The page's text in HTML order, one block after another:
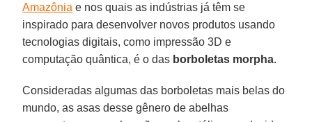
Amazônia e nos quais as indústrias já têm se
inspirado para desenvolver novos produtos usando
tecnologias digitais, como impressão 3D e
computação quântica, é o das borboletas morpha.
Consideradas algumas das borboletas mais belas do
mundo, as asas desse gênero de abelhas